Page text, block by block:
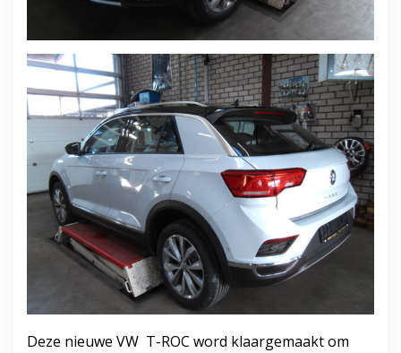
Deze nieuwe VW T-ROC word klaargemaakt om